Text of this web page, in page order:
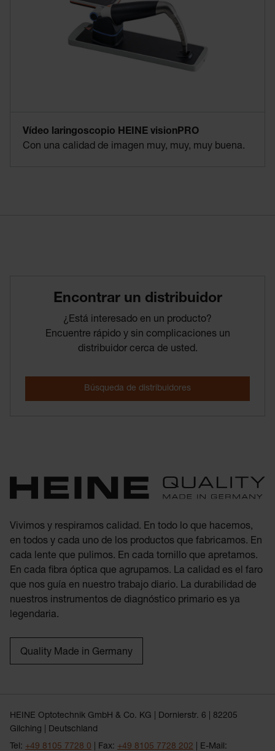
Vídeo laringoscopio HEINE visionPRO
Con una calidad de imagen muy, muy, muy buena.
Encontrar­ un­ distribuidor
¿Está interesado en un producto?
Encuentre rápido y sin complicaciones un
distribuidor cerca de usted.
Vivimos y respiramos calidad. En todo lo que hacemos,
en todos y cada uno de los productos que fabricamos. En
cada lente que pulimos. En cada tornillo que apretamos.
En cada fibra óptica que agrupamos. La calidad es el faro
que nos guía en nuestro trabajo diario. La durabilidad de
nuestros instrumentos de diagnóstico primario es ya
legendaria.
Quality Made in Germany
HEINE Optotechnik GmbH & Co. KG | Dornierstr. 6 | 82205
Gilching | Deutschland
Tel: +49 8105 7728 0 | Fax: +49 8105 7728 202 | E-Mail: